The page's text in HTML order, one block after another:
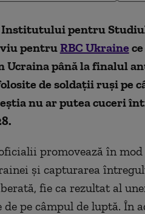
pentru
pentruRBC Ukraine
Ucraina până la finalul
de soldații ruși pe
nu ar putea cuceri
promovează în
și capturarea
fie ca rezultat al
pe câmpul de luptă. În